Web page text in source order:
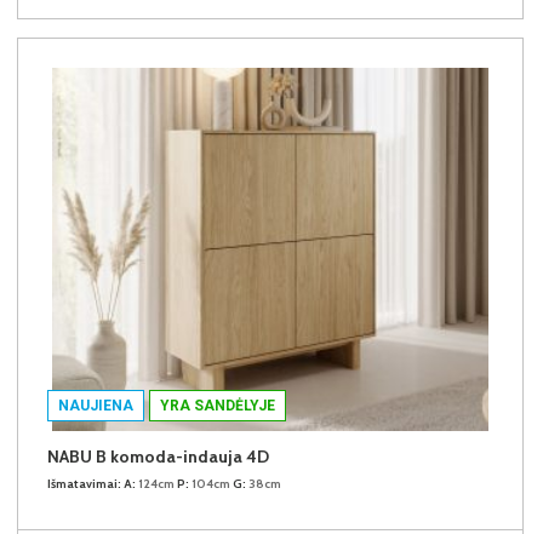
NAUJIENA YRA SANDĖLYJE
NABU B komoda-indauja 4D
Išmatavimai: A: 124cm P: 104cm G: 38cm